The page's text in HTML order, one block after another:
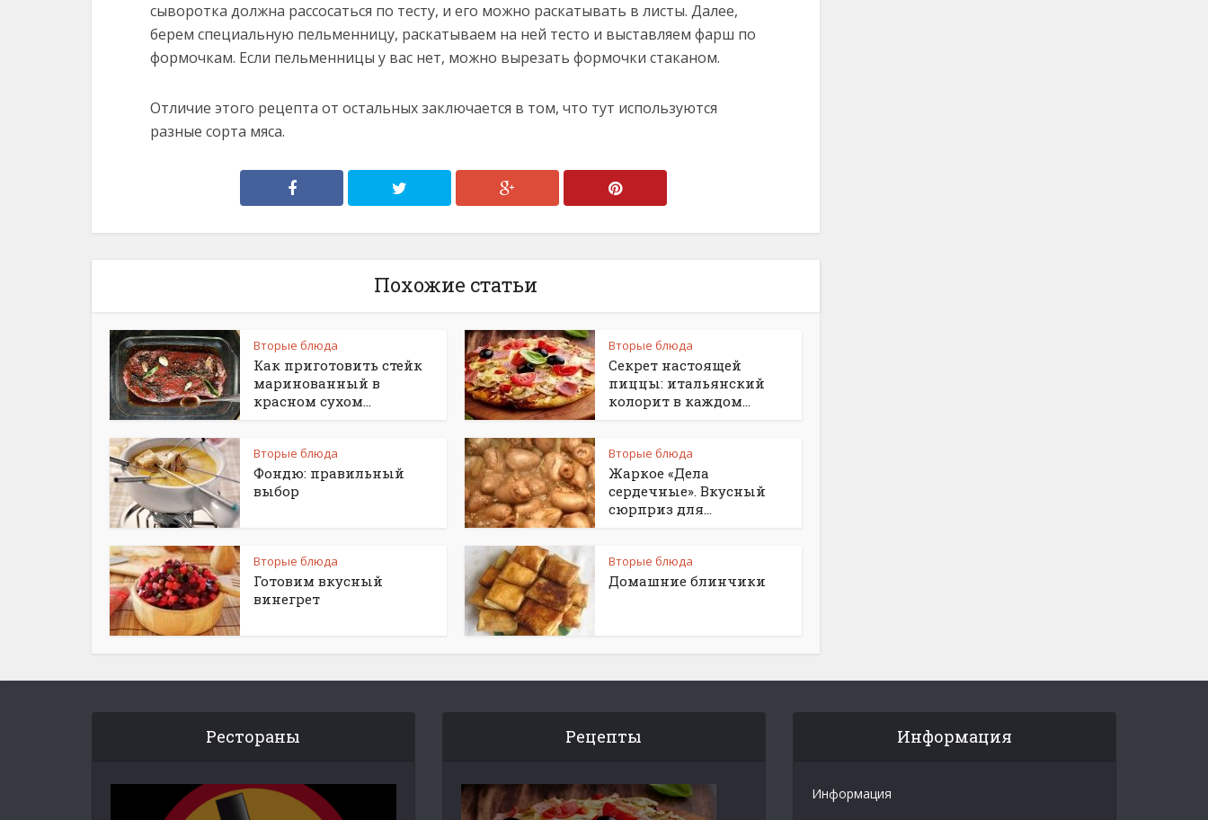
сыворотка должна рассосаться по тесту, и его можно раскатывать в листы. Далее,
берем специальную пельменницу, раскатываем на ней тесто и выставляем фарш по
формочкам. Если пельменницы у вас нет, можно вырезать формочки стаканом.
Отличие этого рецепта от остальных заключается в том, что тут используются
разные сорта мяса.
Похожие статьи
Вторые блюда
Как приготовить стейк
маринованный в
красном сухом...
Вторые блюда
Секрет настоящей
пиццы: итальянский
колорит в каждом...
Вторые блюда
Фондю: правильный
выбор
Вторые блюда
Жаркое «Дела
сердечные». Вкусный
сюрприз для...
Вторые блюда
Готовим вкусный
винегрет
Вторые блюда
Домашние блинчики
Рестораны Рецепты Информация
Информация